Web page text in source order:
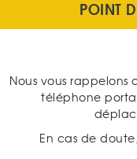
POINT
Nous vous
téléphone
En cas de